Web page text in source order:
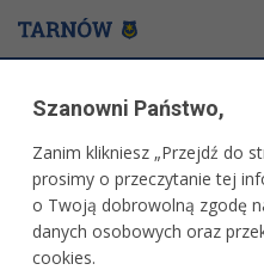
WEEKENDOWE KURSY
25.04.2025, 12:50
Szanowni Państwo,
Zanim klikniesz „Przejdź do
prosimy o przeczytanie tej
o Twoją dobrowolną zgodę
danych osobowych oraz
cookies.